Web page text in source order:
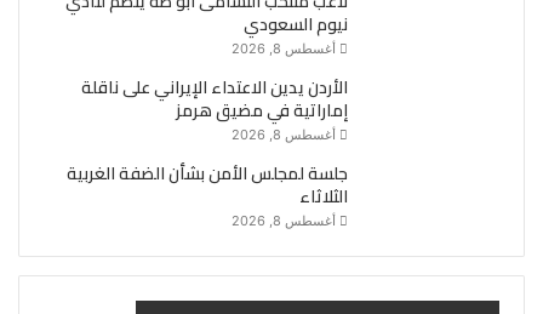
نيوم السعودي
أغسطس 8, 2026
الأردن يدين الاعتداء الإيراني على ناقلة
إماراتية في مضيق هرمز
أغسطس 8, 2026
جلسة لمجلس الأمن بشأن الضفة الغربية
الثلاثاء
أغسطس 8, 2026